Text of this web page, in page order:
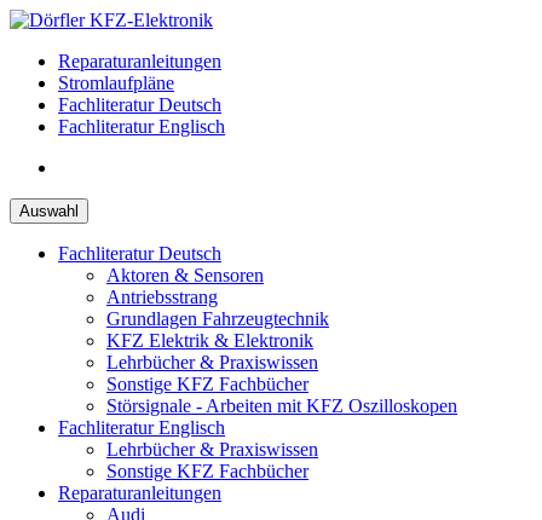
Zum
springenReparaturanleitungen
Stromlaufpläne
Fachliteratur Deutsch
Fachliteratur Englisch
Auswahl
Fachliteratur Deutsch
Aktoren & Sensoren
Antriebsstrang
Grundlagen Fahrzeugtechnik
KFZ Elektrik & Elektronik
Lehrbücher & Praxiswissen
Sonstige KFZ Fachbücher
Störsignale - Arbeiten mit KFZ Oszilloskopen
Fachliteratur Englisch
Lehrbücher & Praxiswissen
Sonstige KFZ Fachbücher
Reparaturanleitungen
Audi